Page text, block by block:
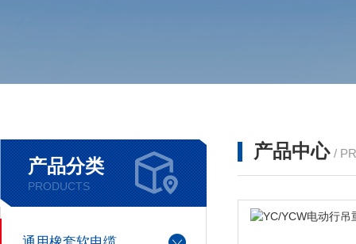
产品分类
PRODUCTS
产品中心 /